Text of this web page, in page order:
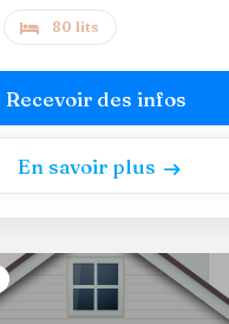
80 lits
Recevoir des infos
En savoir plus